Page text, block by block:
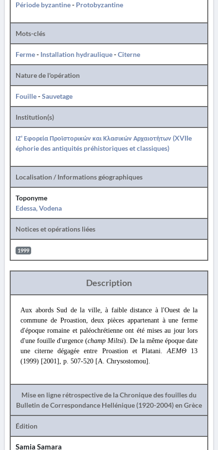
Période byzantine- Protobyzantine
Mots-clés
Ferme- Installation hydraulique-Citerne
Nature de l'opération
Fouille-Sauvetage
Institution(s)
ΙΖ' Εφορεία Προϊστορικών και Κλασικών Αρχαιοτήτων (XVIIe
éphorie des antiquités préhistoriques et classiques)
Localisation / Informations géographiques
Toponyme
Edessa, Vodena
Notices et opérations liées
1999
Description
Aux abords Sud de la ville, à faible distance à l'Ouest de la
commune de Proastion, deux pièces appartenant à une ferme
d'époque romaine et paléochrétienne ont été mises au jour lors
d'une fouille d'urgence (champ Miltsi). De la même époque date
une citerne dégagée entre Proastion et Platani.ΑΕΜΘ 13
(1999) [2001], p. 507-520 [A. Chrysostomou].
Mise en ligne rétrospective de la Chronique des fouilles du
Bulletin de Correspondance Hellénique (1920-2004) en Grèce
Édition
Samia Samara